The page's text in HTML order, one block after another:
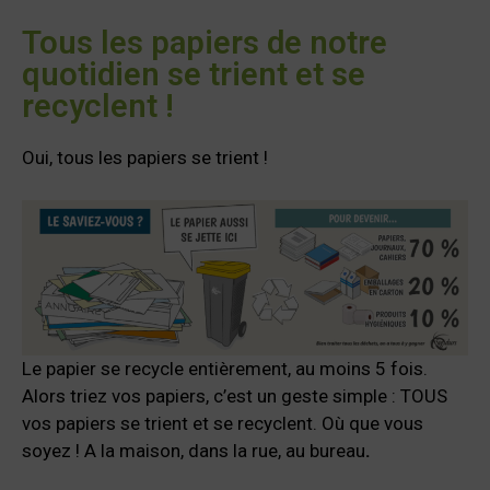
Tous les papiers de notre
quotidien se trient et se
recyclent !
Oui, tous les papiers se trient !
Le papier se recycle entièrement, au moins 5 fois.
Alors triez vos papiers, c’est un geste simple : TOUS
vos papiers se trient et se recyclent. Où que vous
soyez ! A la maison, dans la rue, au bureau.